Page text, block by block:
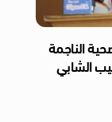
الناجمة
الشابي